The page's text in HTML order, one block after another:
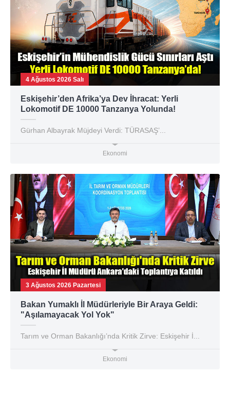
4 Ağustos 2026 Salı
Eskişehir’den Afrika’ya Dev İhracat: Yerli
Lokomotif DE 10000 Tanzanya Yolunda!
Gürhan Albayrak Müjdeyi Verdi: TÜRASAŞ’...
Ekonomi
3 Ağustos 2026 Pazartesi
Bakan Yumaklı İl Müdürleriyle Bir Araya Geldi:
"Aşılamayacak Yol Yok"
Tarım ve Orman Bakanlığı’nda Kritik Zirve: Eskişehir İ...
Ekonomi